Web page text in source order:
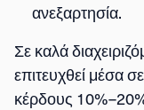
ανεξαρτησία.
Σε καλά
επιτευχθεί μέσα
κέρδους